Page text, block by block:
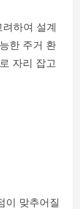
하여 설계
한 주거 환
자리 잡고
이 맞추어질